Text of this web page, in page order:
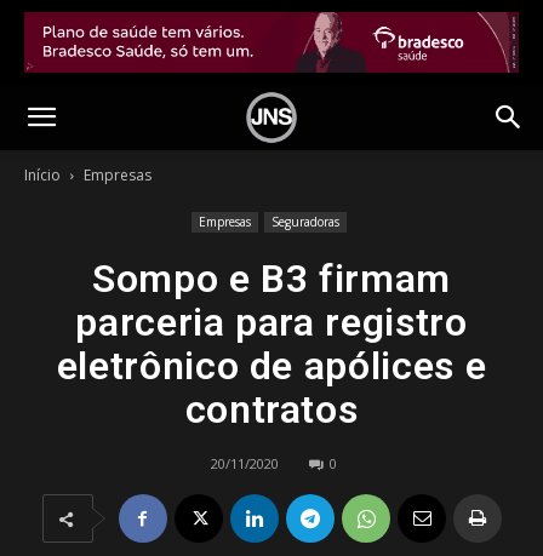
Início Empresas
Empresas Seguradoras
Sompo e B3 firmam
parceria para registro
eletrônico de apólices e
contratos
20/11/2020 0